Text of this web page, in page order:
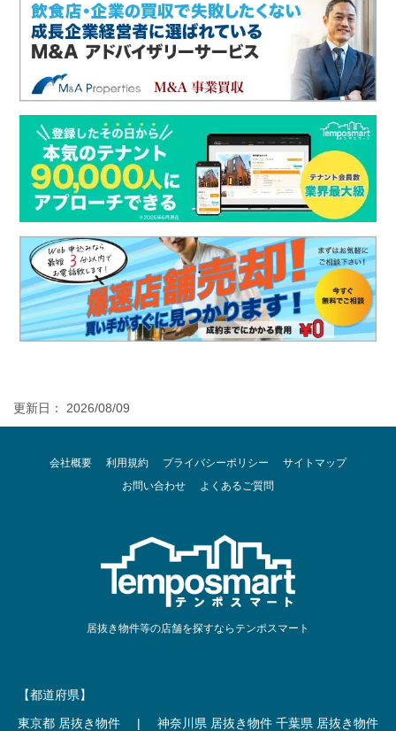
更新日： 2026/08/09
会社概要 利用規約 プライバシーポリシー
サイトマップ
お問い合わせ
よくあるご質問
居抜き物件等の店舗を探すならテンポスマート
【都道府県】
東京都 居抜き物件
| 神奈川県 居抜き物件 千葉県 居抜き物件